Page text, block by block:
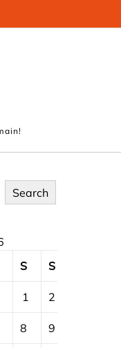
Search
S S
1 2
8 9